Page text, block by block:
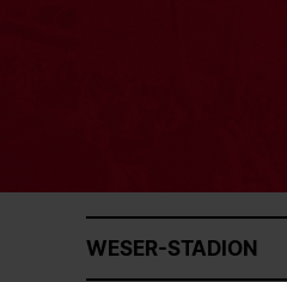
WESER-STADION